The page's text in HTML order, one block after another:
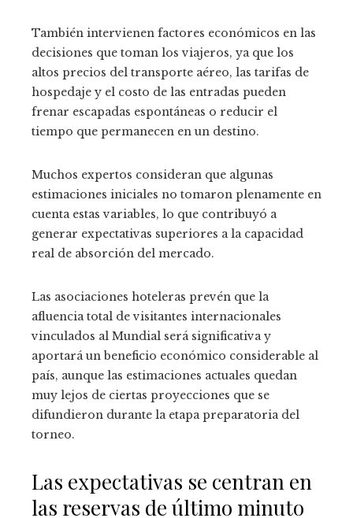
También intervienen factores económicos en las
decisiones que toman los viajeros, ya que los
altos precios del transporte aéreo, las tarifas de
hospedaje y el costo de las entradas pueden
frenar escapadas espontáneas o reducir el
tiempo que permanecen en un destino.
Muchos expertos consideran que algunas
estimaciones iniciales no tomaron plenamente en
cuenta estas variables, lo que contribuyó a
generar expectativas superiores a la capacidad
real de absorción del mercado.
Las asociaciones hoteleras prevén que la
afluencia total de visitantes internacionales
vinculados al Mundial será significativa y
aportará un beneficio económico considerable al
país, aunque las estimaciones actuales quedan
muy lejos de ciertas proyecciones que se
difundieron durante la etapa preparatoria del
torneo.
Las expectativas se centran en
las reservas de último minuto